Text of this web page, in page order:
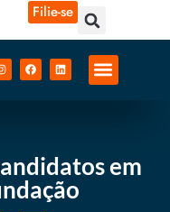
Filie-se
em